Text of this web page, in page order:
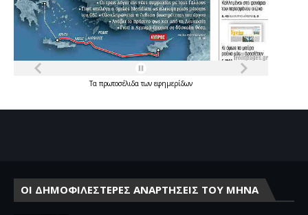
Τα πρωτοσέλιδατων εφημερίδων
ΟΙ ΔΗΜΟΦΙΛΕΣΤΕΡΕΣ ΑΝΑΡΤΗΣΕΙΣ ΤΟΥ ΜΗΝΑ